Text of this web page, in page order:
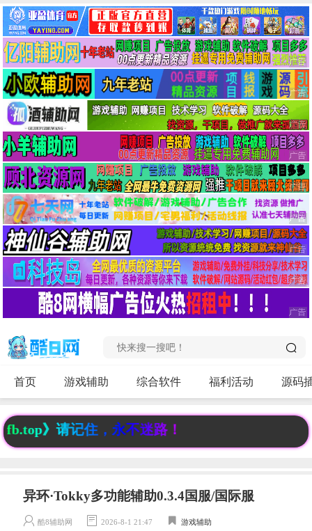
首页 游戏辅助 综合软件 福利活动 源码
》请记住，永不迷路！
异环·Tokky多功能辅助0.3.4国服/国际服
酷8辅助网 2026-8-1 21:47 游戏辅助